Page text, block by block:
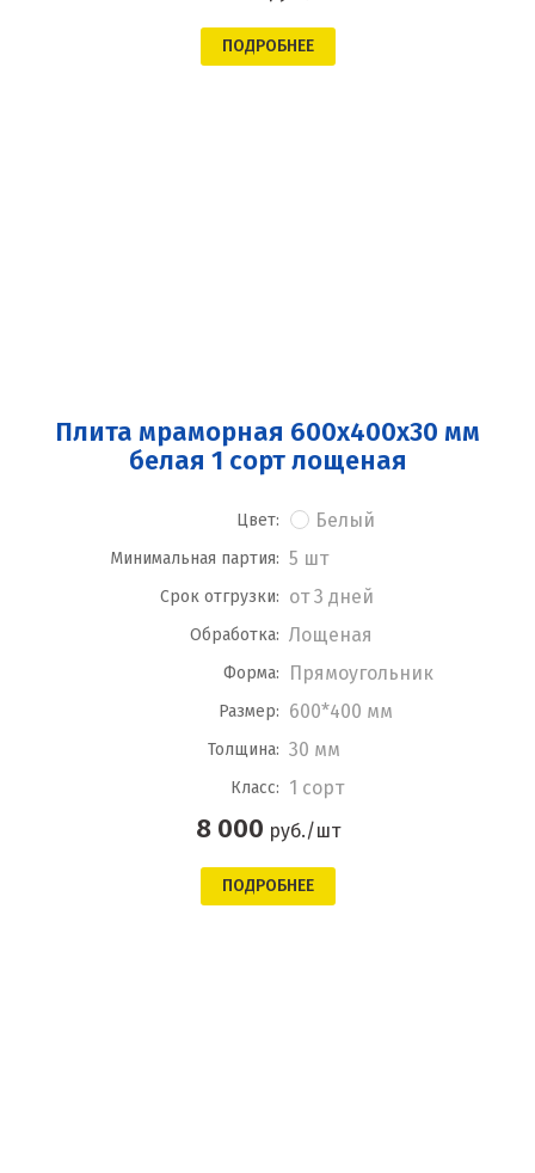
ПОДРОБНЕЕ
Плита мраморная 600x400x30 мм
белая 1 сорт лощеная
Цвет: Белый
Минимальная партия: 5 шт
Срок отгрузки: от 3 дней
Обработка: Лощеная
Форма: Прямоугольник
Размер: 600*400 мм
Толщина: 30 мм
Класс: 1 сорт
8 000 руб./шт
ПОДРОБНЕЕ